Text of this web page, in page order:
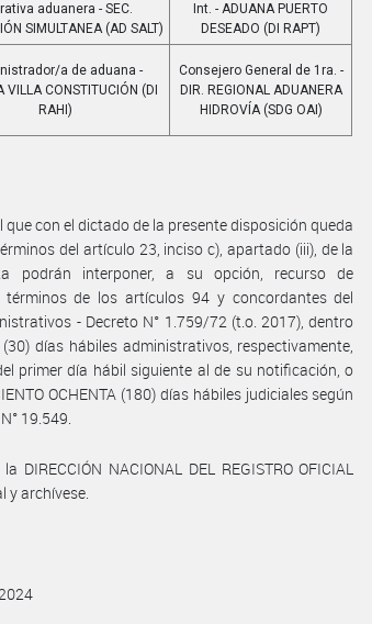
aduanera - SEC.
SIMULTANEA (AD SALT)
Int. - ADUANA PUERTO
DESEADO (DI RAPT)
a de aduana -
VILLA CONSTITUCIÓN (DI
RAHI)
Consejero General de 1ra. -
DIR. REGIONAL ADUANERA
HIDROVÍA (SDG OAI)
que con el dictado de la presente disposición queda
del artículo 23, inciso c), apartado (iii), de la
podrán interponer, a su opción, recurso de
de los artículos 94 y concordantes del
- Decreto N° 1.759/72 (t.o. 2017), dentro
días hábiles administrativos, respectivamente,
primer día hábil siguiente al de su notificación, o
OCHENTA (180) días hábiles judiciales según
19.549.
DIRECCIÓN NACIONAL DEL REGISTRO OFICIAL
y archívese.